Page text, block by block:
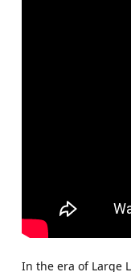
In the era of Large